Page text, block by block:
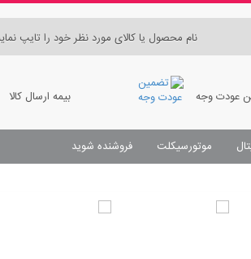
عودت وجه بیمه ارسال کالا
موتورسیکلت فروشنده شوید